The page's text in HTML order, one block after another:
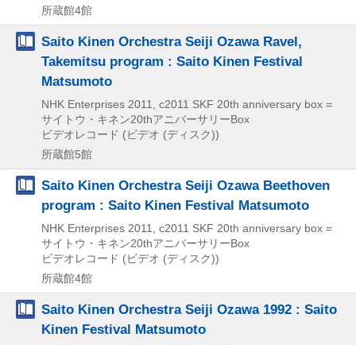
所蔵館4館
Saito Kinen Orchestra Seiji Ozawa Ravel,
Takemitsu program : Saito Kinen Festival
Matsumoto
NHK Enterprises 2011, c2011 SKF 20th anniversary box =
サイトウ・キネン20thアニバーサリーBox
ビデオレコード (ビデオ (ディスク))
所蔵館5館
Saito Kinen Orchestra Seiji Ozawa Beethoven
program : Saito Kinen Festival Matsumoto
NHK Enterprises 2011, c2011 SKF 20th anniversary box =
サイトウ・キネン20thアニバーサリーBox
ビデオレコード (ビデオ (ディスク))
所蔵館4館
Saito Kinen Orchestra Seiji Ozawa 1992 : Saito
Kinen Festival Matsumoto